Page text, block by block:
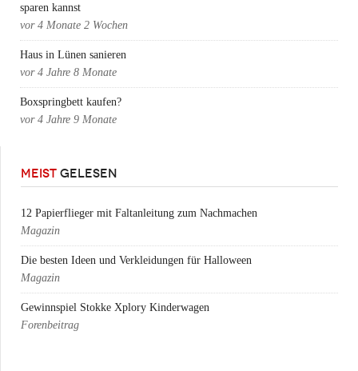
sparen kannst
vor 4 Monate 2 Wochen
Haus in Lünen sanieren
vor 4 Jahre 8 Monate
Boxspringbett kaufen?
vor 4 Jahre 9 Monate
MEIST GELESEN
12 Papierflieger mit Faltanleitung zum Nachmachen
Magazin
Die besten Ideen und Verkleidungen für Halloween
Magazin
Gewinnspiel Stokke Xplory Kinderwagen
Forenbeitrag